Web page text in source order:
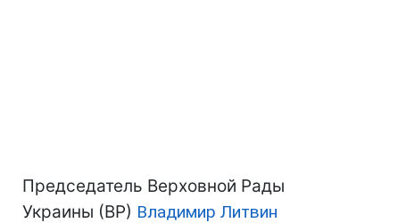
Председатель Верховной Рады
Украины (ВР) Владимир Литвин